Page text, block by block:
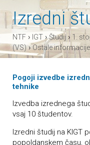
Izredni
NTF › IGT ›Študij › 1.
(VS)›Ostale informacije
Pogoji izvedbe i
tehnike
Izvedba izrednega
vsaj 10 študentov.
Izredni študij na KIGT
popoldanskem času,